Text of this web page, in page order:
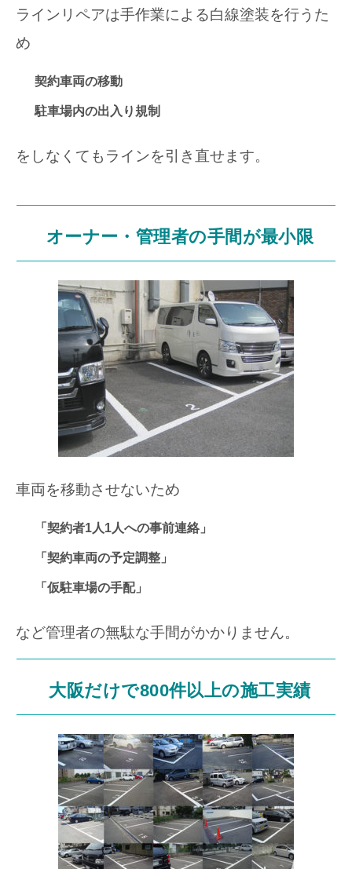
ラインリペアは手作業による白線塗装を行うた
め
契約車両の移動
駐車場内の出入り規制
をしなくてもラインを引き直せます。
オーナー・管理者の手間が最小限
車両を移動させないため
「契約者1人1人への事前連絡」
「契約車両の予定調整」
「仮駐車場の手配」
など管理者の無駄な手間がかかりません。
大阪だけで800件以上の施工実績